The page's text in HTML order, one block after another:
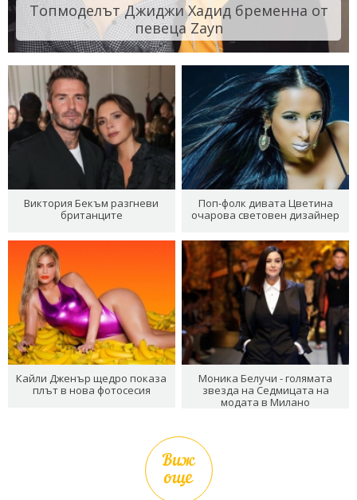
Топмоделът Джиджи Хадид бременна от
певеца Zayn
Виктория Бекъм разгневи
британците
Поп-фолк дивата Цветина
очарова световен дизайнер
Кайли Дженър щедро показа
плът в нова фотосесия
Моника Белучи - голямата
звезда на Седмицата на
модата в Милано
Виж
още